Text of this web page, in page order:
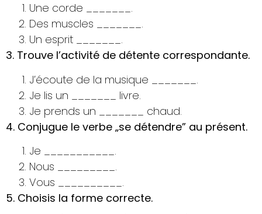
Une corde _______.
Des muscles _______.
Un esprit _______.
3. Trouve l’activité de détente correspondante.
J’écoute de la musique _______.
Je lis un _______ livre.
Je prends un _______ chaud.
4. Conjugue le verbe „se détendre” au présent.
Je ___________.
Nous _________.
Vous __________.
5. Choisis la forme correcte.